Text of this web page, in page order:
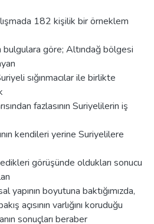
182 kişilik bir örneklem
göre; Altındağ bölgesi
sığınmacılar ile birlikte
fazlasının Suriyelilerin iş
kendileri yerine Suriyelilere
görüşünde oldukları sonucu
boyutuna baktığımızda,
açısının varlığını koruduğu
sonuçları beraber